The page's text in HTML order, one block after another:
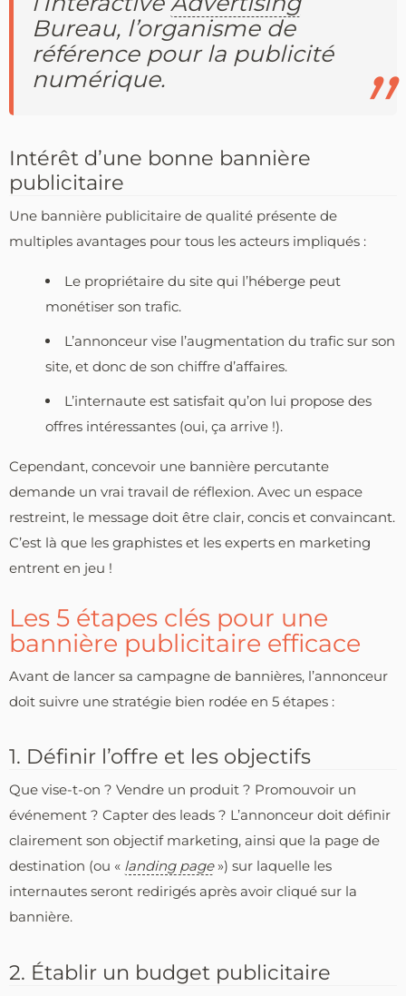
Bureau, l’organisme de
référence pour la publicité
numérique.
Intérêt d’une bonne bannière
publicitaire
Une bannière publicitaire de qualité présente de
multiples avantages pour tous les acteurs impliqués :
Le propriétaire du site qui l’héberge peut
monétiser son trafic.
L’annonceur vise l’augmentation du trafic sur son
site, et donc de son chiffre d’affaires.
L’internaute est satisfait qu’on lui propose des
offres intéressantes (oui, ça arrive !).
Cependant, concevoir une bannière percutante
demande un vrai travail de réflexion. Avec un espace
restreint, le message doit être clair, concis et convaincant.
C’est là que les graphistes et les experts en marketing
entrent en jeu !
Les 5 étapes clés pour une
bannière publicitaire efficace
Avant de lancer sa campagne de bannières, l’annonceur
doit suivre une stratégie bien rodée en 5 étapes :
1. Définir l’offre et les objectifs
Que vise-t-on ? Vendre un produit ? Promouvoir un
événement ? Capter des leads ? L’annonceur doit définir
clairement son objectif marketing, ainsi que la page de
destination (ou « landing page») sur laquelle les
internautes seront redirigés après avoir cliqué sur la
bannière.
2. Établir un budget publicitaire